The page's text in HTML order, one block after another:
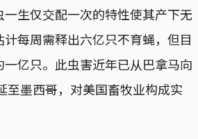
生仅交配一次的特性使其产下无
每周需释出六亿只不育蝇，但目
亿只。此虫害近年已从巴拿马向
至墨西哥，对美国畜牧业构成实